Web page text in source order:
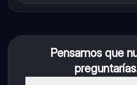
Pensamos que